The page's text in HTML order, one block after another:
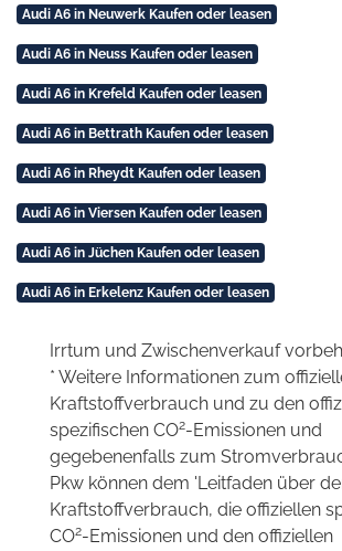
Audi A6 in Neuwerk Kaufen oder leasen
Audi A6 in Neuss Kaufen oder leasen
Audi A6 in Krefeld Kaufen oder leasen
Audi A6 in Bettrath Kaufen oder leasen
Audi A6 in Rheydt Kaufen oder leasen
Audi A6 in Viersen Kaufen oder leasen
Audi A6 in Jüchen Kaufen oder leasen
Audi A6 in Erkelenz Kaufen oder leasen
Irrtum und Zwischenverkauf
* Weitere Informationen zum
Kraftstoffverbrauch und zu den
spezifischen CO2-Emissionen und
gegebenenfalls zum
Pkw können dem 'Leitfaden über
Kraftstoffverbrauch, die offiziellen
CO2-Emissionen und den offiziellen